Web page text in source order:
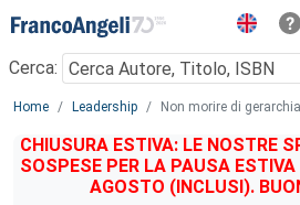
Menu
Cerca:
Main content
Home Leadership Non morire di gerarchia
CHIUSURA ESTIVA: LE NOSTRE
SOSPESE PER LA PAUSA
AGOSTO (INCLUSI).